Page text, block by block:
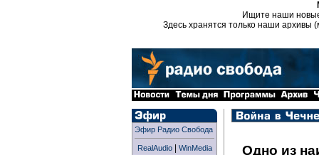
Ищите наши
Здесь хранятся только наши архивы
Эфир Радио Свобода
RealAudio| WinMedia
Одно из